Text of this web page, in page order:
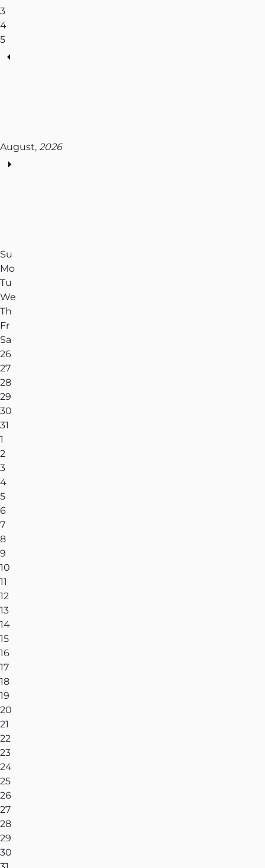
3
4
5
August, 2026
Su
Mo
Tu
We
Th
Fr
Sa
26
27
28
29
30
31
1
2
3
4
5
6
7
8
9
10
11
12
13
14
15
16
17
18
19
20
21
22
23
24
25
26
27
28
29
30